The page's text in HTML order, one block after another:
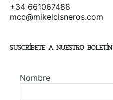
+34 661067488
mcc@mikelcisneros.com
SUSCRÍBETE A NUESTRO BOLETÍN
Nombre